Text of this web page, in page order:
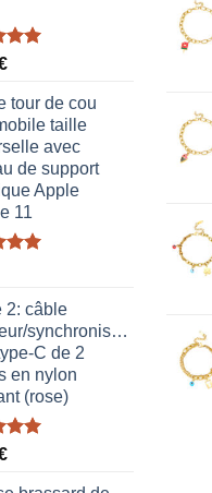
tour de cou
taille
avec
de support
Apple
11
2: câble
synchronisation
C de 2
en nylon
(rose)